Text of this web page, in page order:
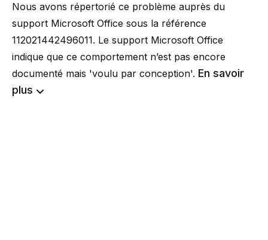
Nous avons répertorié ce problème auprès du
support Microsoft Office sous la référence
112021442496011. Le support Microsoft Office
indique que ce comportement n’est pas encore
documenté mais 'voulu par conception'. En savoir
plus